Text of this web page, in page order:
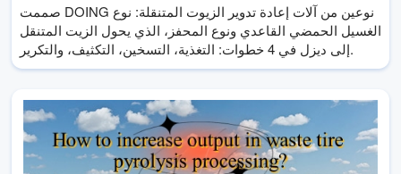
صممت DOING نوعين من آلات إعادة تدوير الزيوت المتنقلة: نوع
الغسيل الحمضي القاعدي ونوع المحفز، الذي يحول الزيت المتنقل
إلى ديزل في 4 خطوات: التغذية، التسخين، التكثيف، والتكرير.